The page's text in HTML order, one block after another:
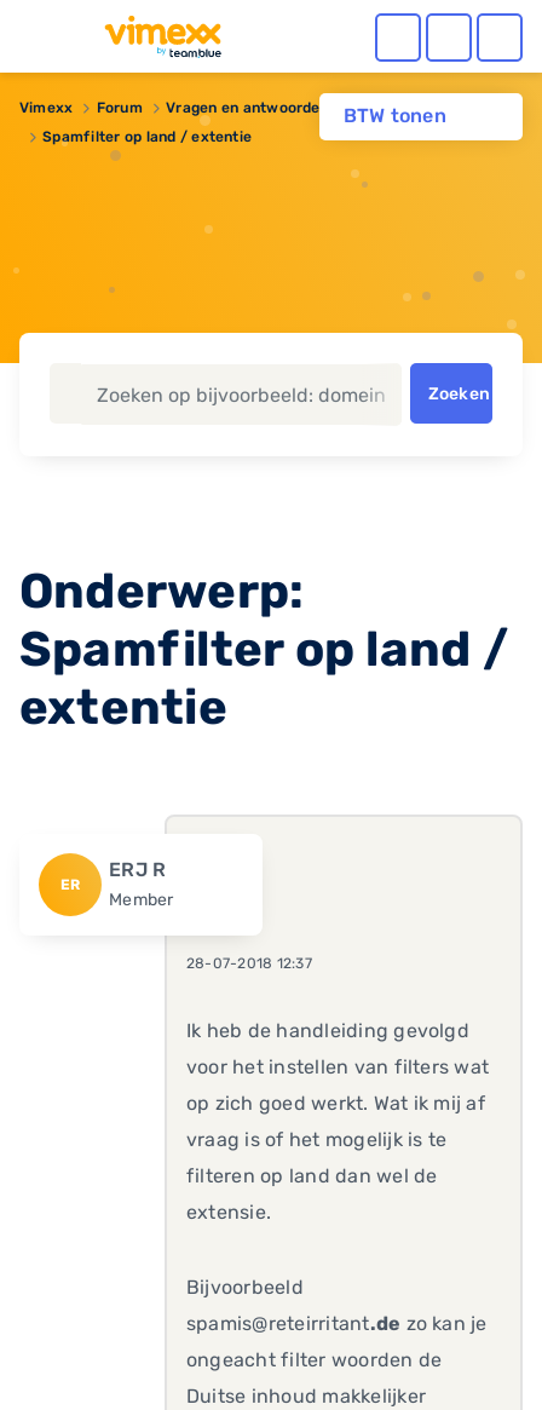
BTW tonen
Vimexx Forum
Vragen en antwoorden
Spamfilter op land / extentie
Zoeken
Onderwerp:
Spamfilter op land /
extentie
ER
ERJ R
Member
28-07-2018 12:37
Ik heb de handleiding gevolgd
voor het instellen van filters wat
op zich goed werkt. Wat ik mij af
vraag is of het mogelijk is te
filteren op land dan wel de
extensie.
Bijvoorbeeld
spamis@reteirritant.de zo kan je
ongeacht filter woorden de
Duitse inhoud makkelijker